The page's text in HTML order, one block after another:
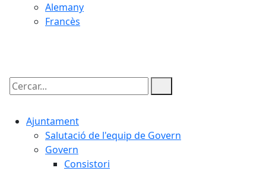
Alemany
Francès
Cercar:
Ajuntament
Salutació de l'equip de Govern
Govern
Consistori